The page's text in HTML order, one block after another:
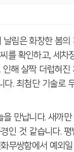
림은 화창한 봄
를 확인하고, 세차
해 살짝 더럽혀
다. 최첨단 기술로
을 만납니다.새까만
인 것 같습니다. 평
무쌍함에서 예외